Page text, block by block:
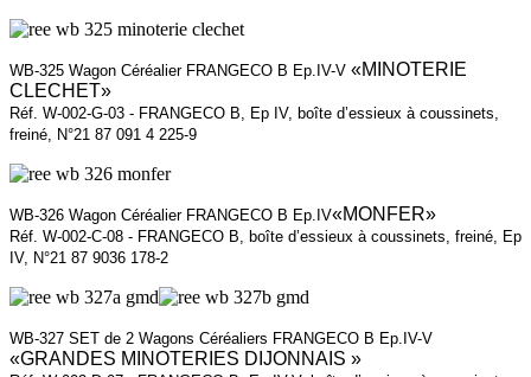
WB-325 Wagon Céréalier FRANGECO B Ep.IV-V «MINOTERIE
CLECHET»
Réf. W-002-G-03 - FRANGECO B, Ep IV, boîte d’essieux à coussinets,
freiné, N°21 87 091 4 225-9
WB-326 Wagon Céréalier FRANGECO B Ep.IV«MONFER»
Réf. W-002-C-08 - FRANGECO B, boîte d’essieux à coussinets, freiné, Ep
IV, N°21 87 9036 178-2
WB-327 SET de 2 Wagons Céréaliers FRANGECO B Ep.IV-V
«GRANDES MINOTERIES DIJONNAIS »